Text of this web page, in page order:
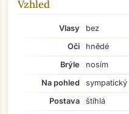
Vzhled
Vlasy
bez
Oči
hnědé
Brýle
nosím
Na pohled
sympatický
Postava
štíhlá